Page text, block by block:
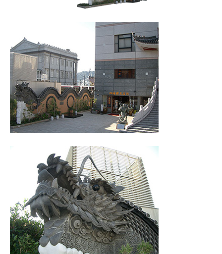
oni.com/public_html/wp/wp-
content/themes/kadan_tcd056/single.phpon line
Warning: Attempt to read property "name" on null in
/home/sakurasystem/fujimoto-
oni.com/public_html/wp/wp-
content/themes/kadan_tcd056/single.phpon line